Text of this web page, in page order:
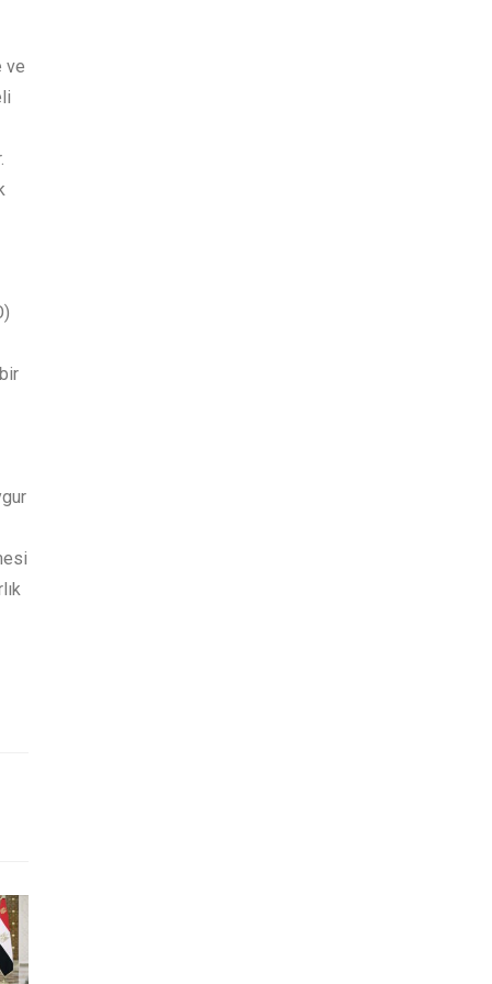
ve